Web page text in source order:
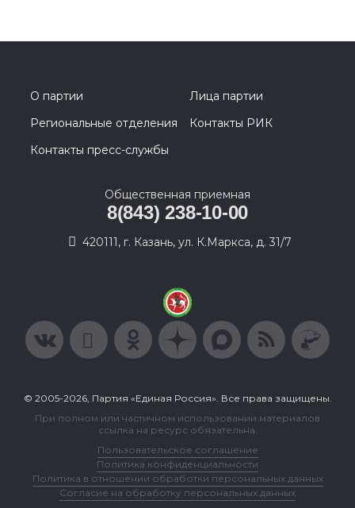
О партии
Лица партии
Региональные отделения
Контакты РИК
Контакты пресс-службы
Общественная приемная
8(843) 238-10-00
420111, г. Казань, ул. К.Маркса, д. 31/7
© 2005-2026, Партия «Единая Россия». Все права защищены.
При полном или частичном использовании материалов
ссылка на ресурс обязательна.
Пользовательское соглашение
Политика конфиденциальности
Политика в отношении обработки персональных данных
Согласие на обработку персональных данных